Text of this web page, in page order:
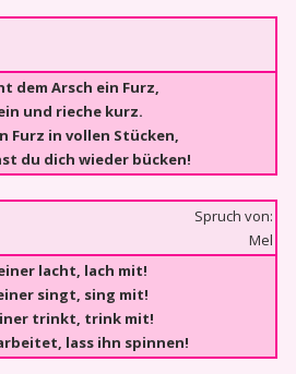
dem Arsch ein Furz,
und rieche kurz.
Furz in vollen Stücken,
du dich wieder bücken!
Spruch von:
Mel
lacht, lach mit!
singt, sing mit!
trinkt, trink mit!
lass ihn spinnen!